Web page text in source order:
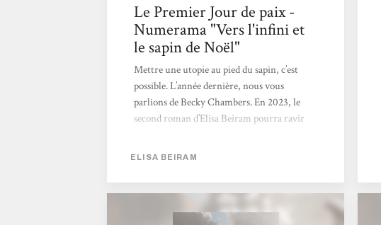
Le Premier Jour de paix -
Numerama "Vers l'infini et
le sapin de Noël"
Mettre une utopie au pied du sapin, c’est
possible. L’année dernière, nous vous
parlions de Becky Chambers. En 2023, le
second roman d’Elisa Beiram pourra ravir
Nous sommes au bord de l’effondrement
Famines, guerres, changement climatique.
Pourtant, l’espoir n’est jamais parti. Le
monde n’est pas encore post-apocalyptique,
ELISA BEIRAM